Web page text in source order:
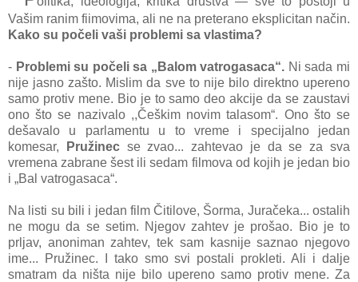
Vašim ranim fiimovima, ali ne na preterano eksplicitan način.
Kako su počeli vaši problemi sa vlastima?
- Problemi su počeli sa „Balom vatrogasaca“. Ni sada mi
nije jasno zašto. Mislim da sve to nije bilo direktno upereno
samo protiv mene. Bio je to samo deo akcije da se zaustavi
ono što se nazivalo ,,Češkim novim talasom“. Ono što se
dešavalo u parlamentu u to vreme i specijalno jedan
komesar,
Pružinecse zvao... zahtevao je da se za sva
vremena zabrane šest ili sedam filmova od kojih je jedan bio
i „Bal vatrogasaca“.
Na listi su bili i jedan film Čitilove, Šorma, Juračeka... ostalih
ne mogu da se setim. Njegov zahtev je prošao. Bio je to
prljav, anoniman zahtev, tek sam kasnije saznao njegovo
ime... Pružinec. I tako smo svi postali prokleti. Ali i dalje
smatram da ništa nije bilo upereno samo protiv mene. Za